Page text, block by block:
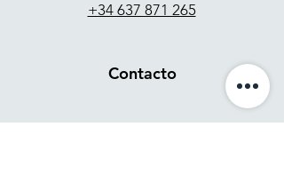
+34 637 871 265
Contacto